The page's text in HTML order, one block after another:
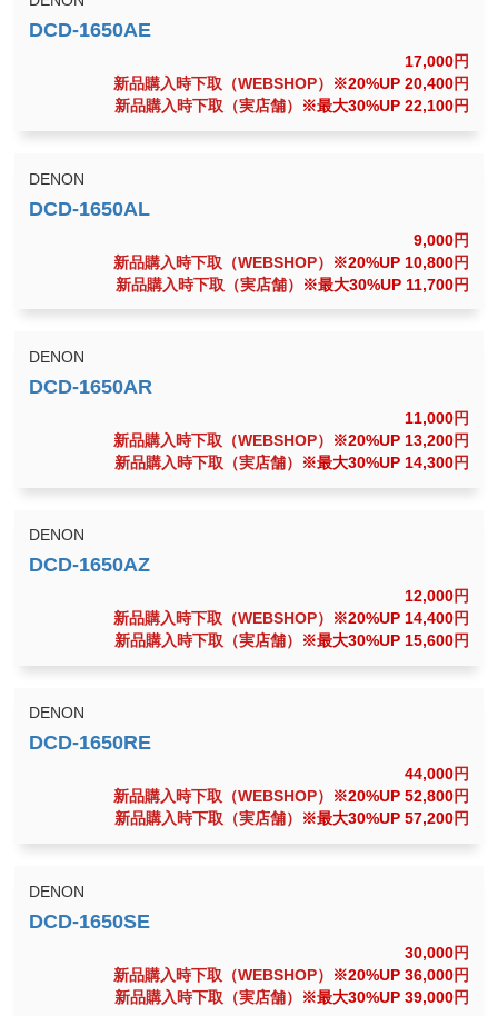
17,000円
新品購入時下取（WEBSHOP）
※20%UP 20,400円
新品購入時下取（実店舗）
※最大30%UP 22,100円
DENON
9,000円
新品購入時下取（WEBSHOP）
※20%UP 10,800円
新品購入時下取（実店舗）
※最大30%UP 11,700円
DENON
11,000円
新品購入時下取（WEBSHOP）
※20%UP 13,200円
新品購入時下取（実店舗）
※最大30%UP 14,300円
DENON
12,000円
新品購入時下取（WEBSHOP）
※20%UP 14,400円
新品購入時下取（実店舗）
※最大30%UP 15,600円
DENON
44,000円
新品購入時下取（WEBSHOP）
※20%UP 52,800円
新品購入時下取（実店舗）
※最大30%UP 57,200円
DENON
30,000円
新品購入時下取（WEBSHOP）
※20%UP 36,000円
新品購入時下取（実店舗）
※最大30%UP 39,000円